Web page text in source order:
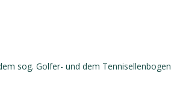
sog. Golfer- und dem Tennisellenbogen